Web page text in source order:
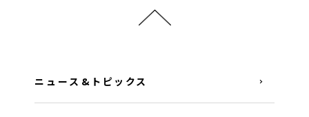
ニュース&トピックス